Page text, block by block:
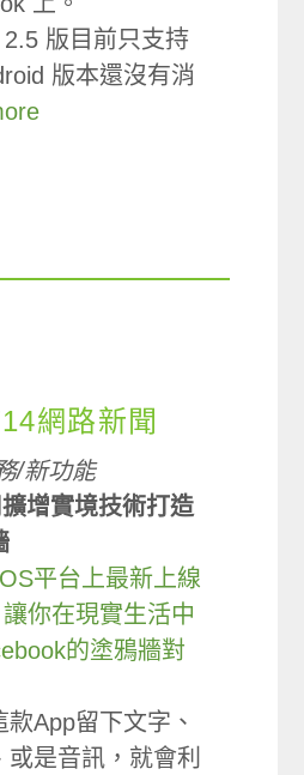
版目前只支持
版本還沒有消
網路新聞
/新功能
增實境技術打造
平台上最新上線
你在現實生活中
的塗鴉牆對
App留下文字、
或是音訊，就會利